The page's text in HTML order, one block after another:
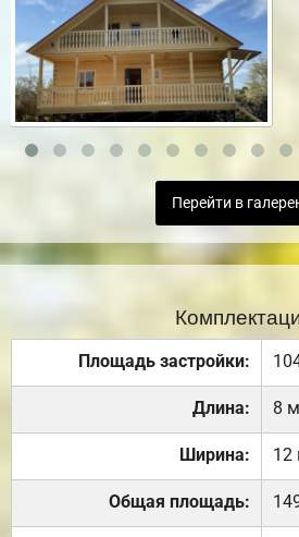
Перейти в
Площадь застройки:
Длина: 8 м
Ширина: 12
Общая площадь: